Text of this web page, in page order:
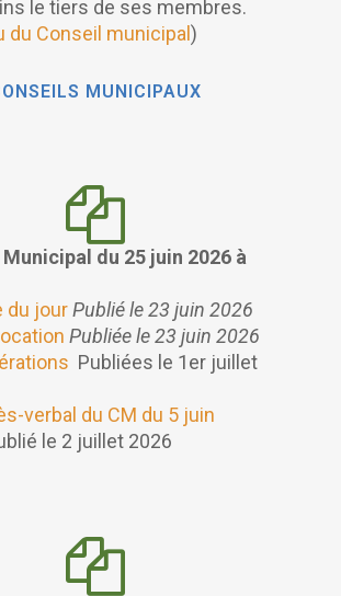
le tiers de ses membres.
du Conseil municipal )
MUNICIPAUX
du 25 juin 2026 à
du jourPublié le 23 juin 2026
Publiée le 23 juin 2026
Publiées le 1er juillet
verbal du CM du 5 juin
le 2 juillet 2026